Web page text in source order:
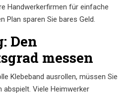
Handwerkerfirmen für einfache
Plan sparen Sie bares Geld.
Den
messen
Klebeband ausrollen, müssen Sie
Viele Heimwerker